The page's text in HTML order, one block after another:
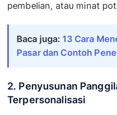
pembelian, atau minat
Baca juga: 13 Cara
Pasar dan Contoh
2. Penyusunan
Terpersonalisasi